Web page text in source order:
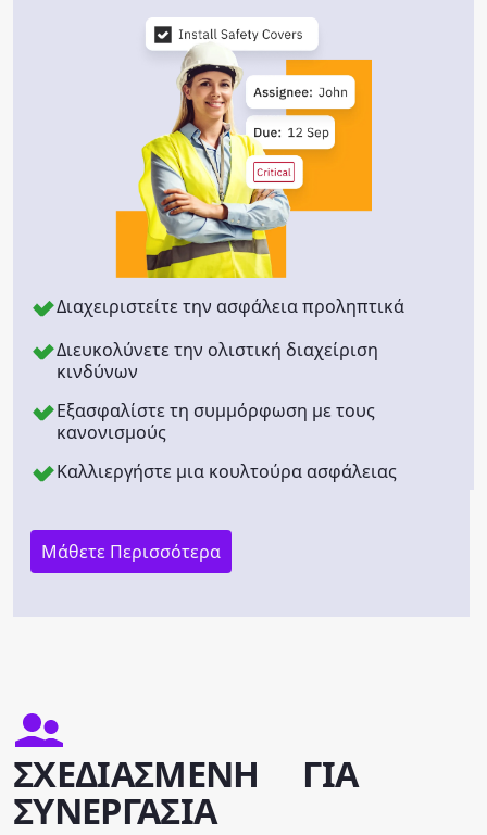
Διαχειριστείτε την ασφάλεια προληπτικά
Διευκολύνετε την ολιστική διαχείριση
κινδύνων
Εξασφαλίστε τη συμμόρφωση με τους
κανονισμούς
Καλλιεργήστε μια κουλτούρα ασφάλειας
Μάθετε Περισσότερα
ΣΧΕΔΙΑΣΜΕΝΗ ΓΙΑ
ΣΥΝΕΡΓΑΣΙΑ